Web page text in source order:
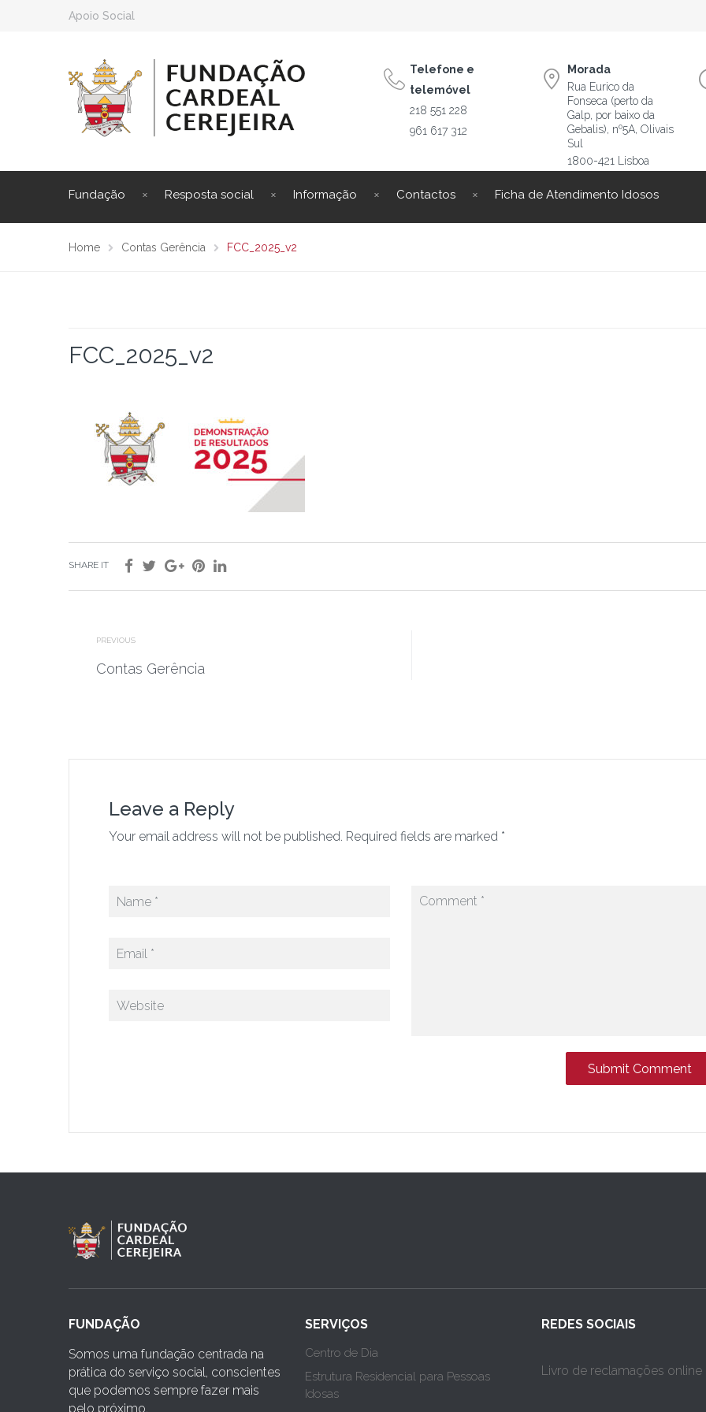
Apoio Social
Telefone e
telemóvel
218 551 228
961 617 312
Morada
Rua Eurico da
Fonseca (perto da
Galp, por baixo da
Gebalis), nº5A, Olivais
Sul
1800-421 Lisboa
Fundação Resposta social Informação Contactos Ficha de Atendimento Idosos
Home Contas Gerência FCC_2025_v2
FCC_2025_v2
SHARE IT
PREVIOUS
Contas Gerência
Leave a Reply
Your email address will not be published. Required fields are marked *
FUNDAÇÃO
Somos uma fundação centrada na
prática do serviço social, conscientes
que podemos sempre fazer mais
pelo próximo.
SERVIÇOS
Centro de Dia
Estrutura Residencial para Pessoas
Idosas
REDES SOCIAIS
Livro de reclamações online